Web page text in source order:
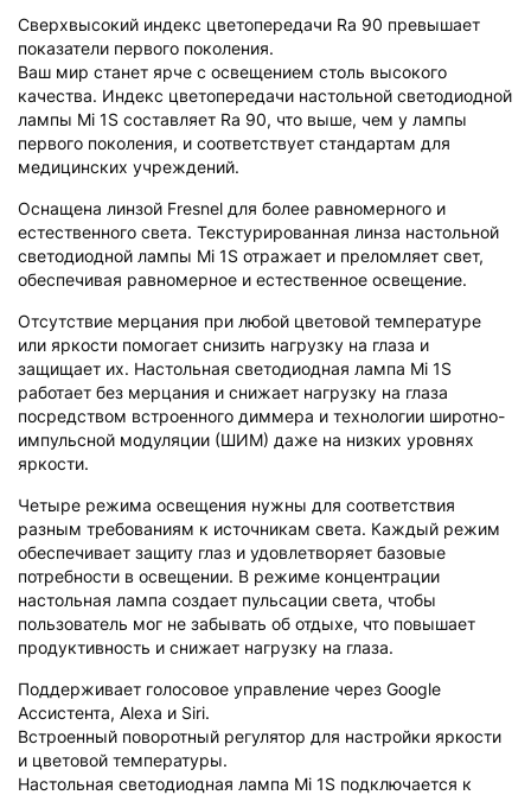
Сверхвысокий индекс цветопередачи Ra 90 превышает
показатели первого поколения.
Ваш мир станет ярче с освещением столь высокого
качества. Индекс цветопередачи настольной светодиодной
лампы Mi 1S составляет Ra 90, что выше, чем у лампы
первого поколения, и соответствует стандартам для
медицинских учреждений.
Оснащена линзой Fresnel для более равномерного и
естественного света. Текстурированная линза настольной
светодиодной лампы Mi 1S отражает и преломляет свет,
обеспечивая равномерное и естественное освещение.
Отсутствие мерцания при любой цветовой температуре
или яркости помогает снизить нагрузку на глаза и
защищает их. Настольная светодиодная лампа Mi 1S
работает без мерцания и снижает нагрузку на глаза
посредством встроенного диммера и технологии широтно-
импульсной модуляции (ШИМ) даже на низких уровнях
яркости.
Четыре режима освещения нужны для соответствия
разным требованиям к источникам света. Каждый режим
обеспечивает защиту глаз и удовлетворяет базовые
потребности в освещении. В режиме концентрации
настольная лампа создает пульсации света, чтобы
пользователь мог не забывать об отдыхе, что повышает
продуктивность и снижает нагрузку на глаза.
Поддерживает голосовое управление через Google
Ассистента, Alexa и Siri.
Встроенный поворотный регулятор для настройки яркости
и цветовой температуры.
Настольная светодиодная лампа Mi 1S подключается к